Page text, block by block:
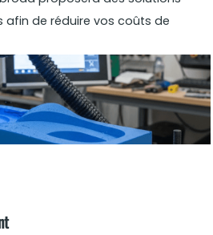
de réduire vos coûts de